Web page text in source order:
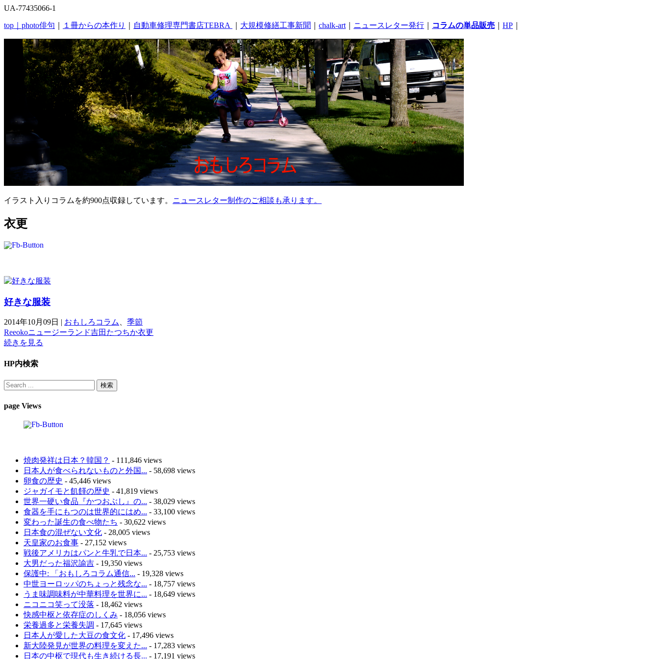
UA-77435066-1
top｜ photo俳句 １冊からの本作り 自動車修理専門書店TEBRA 大規模修繕工事新聞 chalk-art ニュースレター発行 コラムの単品販売 HP
イラスト入りコラムを約900点収録しています。 ニュースレター制作のご相談も承ります。
衣更
好きな服装
2014年10月09日 | おもしろコラム
季節
Reeokoニュージーランド吉田たつちか衣更
続きを見る
HP内検索
page Views
焼肉発祥は日本？韓国？ - 111,846 views
日本人が食べられないものと外国... - 58,698 views
卵食の歴史 - 45,446 views
ジャガイモと飢饉の歴史 - 41,819 views
世界一硬い食品『かつおぶし』の... - 38,029 views
食器を手にもつのは世界的にはめ... - 33,100 views
変わった誕生の食べ物たち - 30,622 views
日本食の混ぜない文化 - 28,005 views
天皇家のお食事 - 27,152 views
戦後アメリカはパンと牛乳で日本... - 25,753 views
大男だった福沢諭吉 - 19,350 views
保護中: 「おもしろコラム通信... - 19,328 views
中世ヨーロッパのちょっと残念な... - 18,757 views
うま味調味料が中華料理を世界に... - 18,649 views
ニコニコ笑って没落 - 18,462 views
快感中枢と依存症のしくみ - 18,056 views
栄養過多と栄養失調 - 17,645 views
日本人が愛した大豆の食文化 - 17,496 views
新大陸発見が世界の料理を変えた... - 17,283 views
日本の中枢で現代も生き続ける長... - 17,191 views